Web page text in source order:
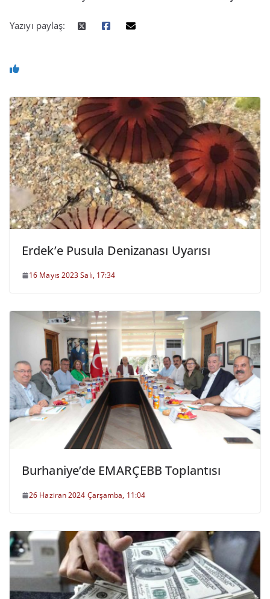
Yazıyı paylaş:
Erdek’e Pusula Denizanası Uyarısı
16 Mayıs 2023 Salı, 17:34
Burhaniye’de EMARÇEBB Toplantısı
26 Haziran 2024 Çarşamba, 11:04